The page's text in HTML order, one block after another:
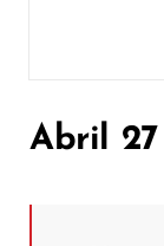
Abril 27